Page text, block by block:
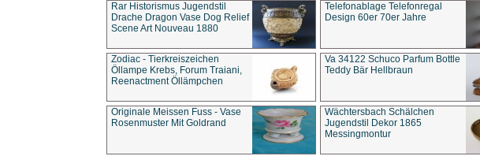
Rar Historismus Jugendstil
Drache Dragon Vase Dog Relief
Scene Art Nouveau 1880
Telefonablage Telefonregal
Design 60er 70er Jahre
Zodiac - Tierkreiszeichen
Öllampe Krebs, Forum Traiani,
Reenactment Öllämpchen
Va 34122 Schuco Parfum Bottle
Teddy Bär Hellbraun
Originale Meissen Fuss - Vase
Rosenmuster Mit Goldrand
Wächtersbach Schälchen
Jugendstil Dekor 1865
Messingmontur